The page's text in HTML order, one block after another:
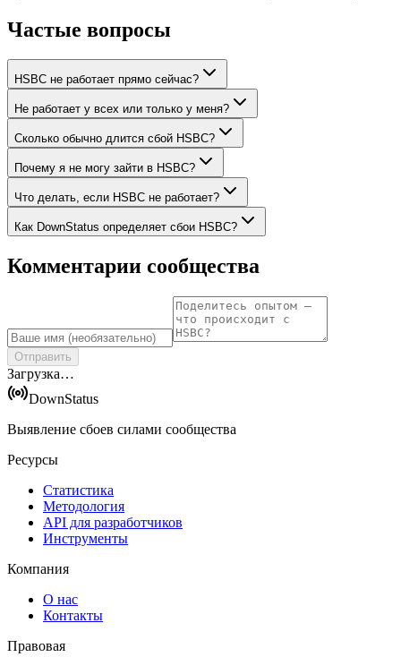
Частые вопросы
HSBC не работает прямо сейчас?
Не работает у всех или только у меня?
Сколько обычно длится сбой HSBC?
Почему я не могу зайти в HSBC?
Что делать, если HSBC не работает?
Как DownStatus определяет сбои HSBC?
Комментарии сообщества
Отправить
Загрузка…
DownStatus
Выявление сбоев силами сообщества
Ресурсы
Статистика
Методология
API для разработчиков
Инструменты
Компания
О нас
Контакты
Правовая